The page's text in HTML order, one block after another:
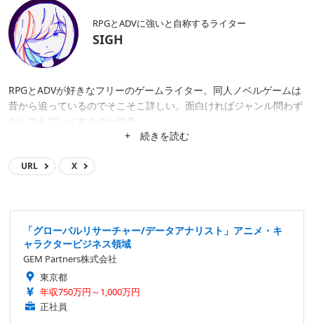
RPGとADVに強いと自称するライター
SIGH
RPGとADVが好きなフリーのゲームライター。同人ノベルゲームは
昔から追っているのでそこそこ詳しい。面白ければジャンル問わず
なんでもプレイするのが信条。
+ 続きを読む
URL X
「グローバルリサーチャー/データアナリスト」アニメ・キ
ャラクタービジネス領域
GEM Partners株式会社
東京都
年収750万円～1,000万円
正社員